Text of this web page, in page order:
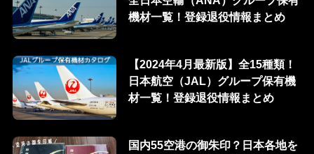
機材一覧！登録退役情報まとめ
【2024年4月最新版】全15種類！
日本航空（JAL）グループ保有機
材一覧！登録退役情報まとめ
国内55空港の御朱印？日本各地を